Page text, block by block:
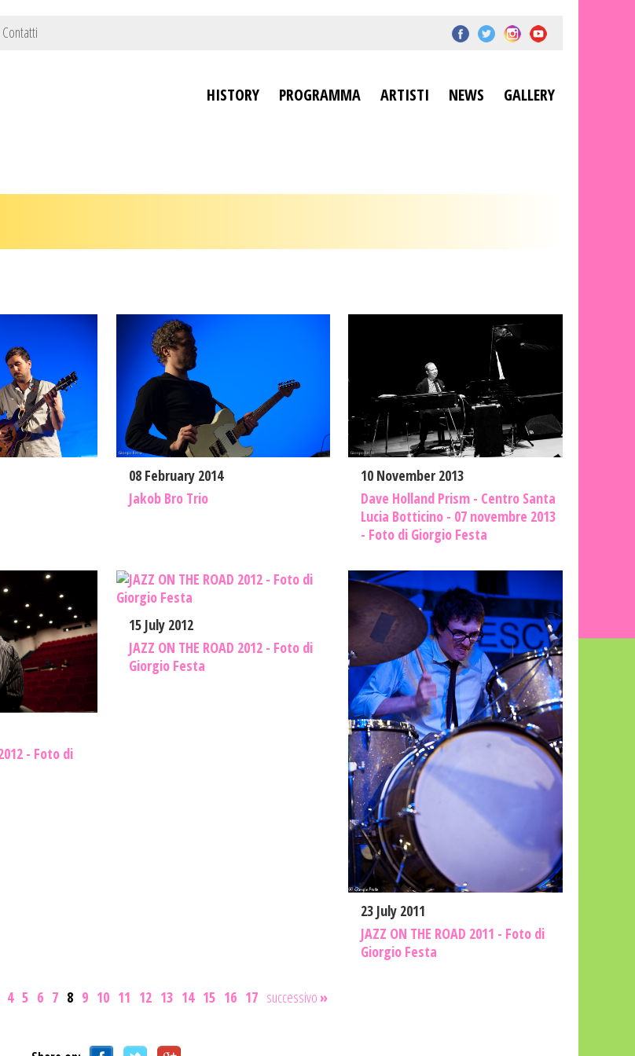
Contatti
HISTORY PROGRAMMA ARTISTI NEWS GALLERY
08 February 2014
Jakob Bro Trio
10 November 2013
Dave Holland Prism - Centro Santa
Lucia Botticino - 07 novembre 2013
- Foto di Giorgio Festa
- Foto di
15 July 2012
JAZZ ON THE ROAD 2012 - Foto di
Giorgio Festa
23 July 2011
JAZZ ON THE ROAD 2011 - Foto di
Giorgio Festa
4 5 6 7 8 9 10 11 12 13 14 15 16 17 successivo »